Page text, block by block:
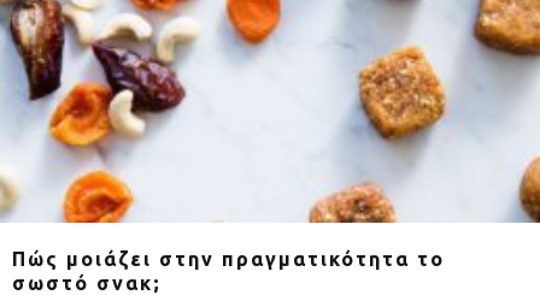
Πώς μοιάζει στην πραγματικότητα το
σωστό σνακ;